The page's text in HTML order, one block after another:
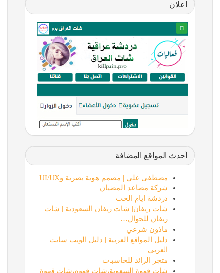
اعلان
أحدث المواقع المضافة
مصطفى علي | مصمم هوية بصرية وUI/UX
شركة مصاعد المضيان
دردشة ايام الحب
شات ريفان| شات ريفان السعودية | شات
ريفان للجوال…
ماذون شرعي
دليل المواقع العربية | دليل الويب سايت
العربي
متجر الرائد للحاسبات
شات قهوة السعوية،شات قهوه،شات قهوة